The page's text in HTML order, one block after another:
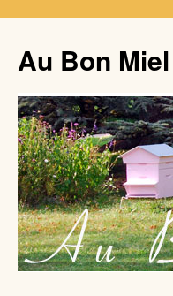
Au Bon Miel